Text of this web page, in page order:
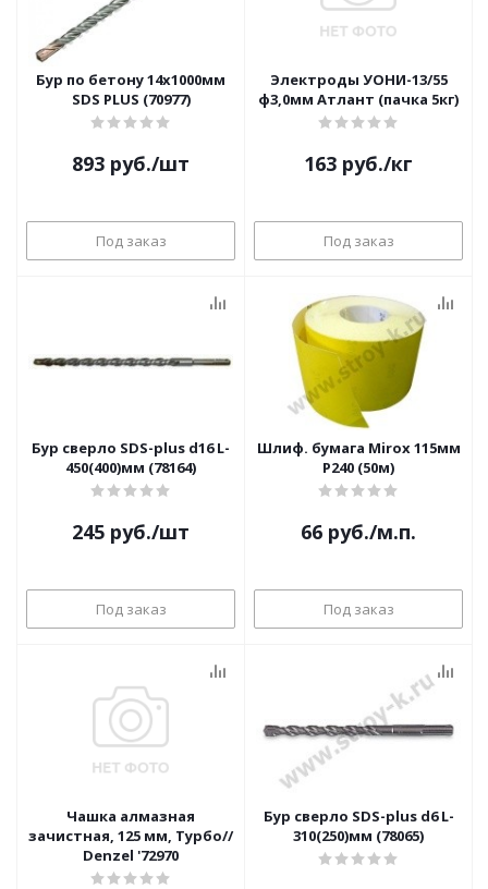
Бур по бетону 14х1000мм
SDS PLUS (70977)
893 руб./шт
Под заказ
Электроды УОНИ-13/55
ф3,0мм Атлант (пачка 5кг)
163 руб./кг
Под заказ
Бур сверло SDS-plus d16 L-
450(400)мм (78164)
245 руб./шт
Под заказ
Шлиф. бумага Мiroх 115мм
Р240 (50м)
66 руб./м.п.
Под заказ
Чашка алмазная
зачистная, 125 мм, Турбо//
Denzel '72970
Бур сверло SDS-plus d6 L-
310(250)мм (78065)